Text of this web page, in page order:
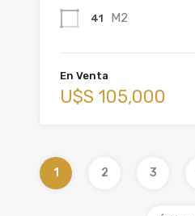
41 M2
En Venta
U$S 105,000
1 2 3